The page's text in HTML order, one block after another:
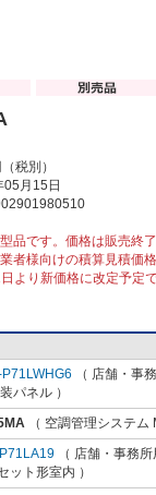
税別）
月15日
品です。価格は販売終
者様向けの積算見積価
より新価格に改定予定
（ 店舗・事
パネル ）
（ 空調管理システム
（ 店舗・事務
ット形室内 ）